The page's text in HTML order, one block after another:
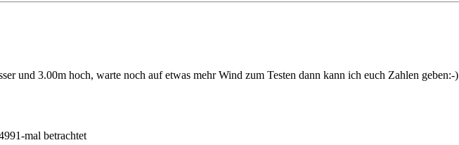
und 3.00m hoch, warte noch auf etwas mehr Wind zum Testen dann kann ich euch Zahlen geben:-)
mal betrachtet